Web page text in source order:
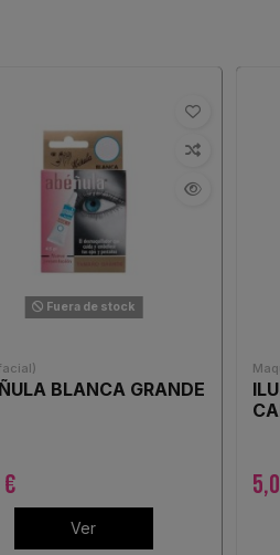
Fuera de stock
BLANCA GRANDE
Ver